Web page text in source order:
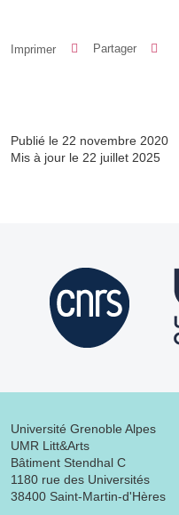
Imprimer Partager
Publié le 22 novembre 2020
Mis à jour le 22 juillet 2025
Université Grenoble Alpes
UMR Litt&Arts
Bâtiment Stendhal C
1180 rue des Universités
38400 Saint-Martin-d'Hères